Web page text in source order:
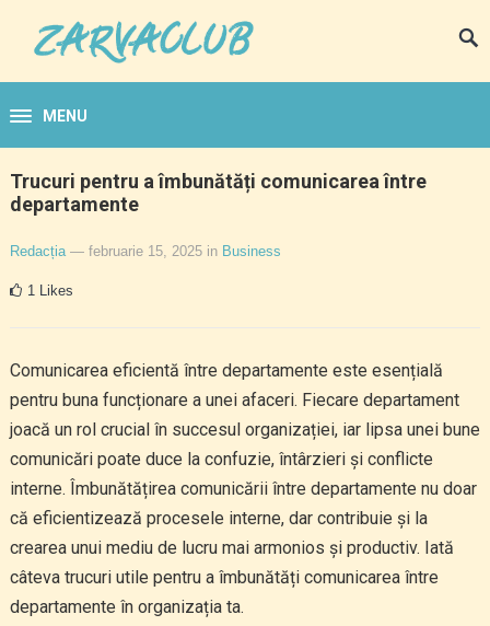
MENU
Trucuri pentru a îmbunătăți comunicarea între
departamente
Redacția — februarie 15, 2025 in Business
1 Likes
Comunicarea eficientă între departamente este esențială
pentru buna funcționare a unei afaceri. Fiecare departament
joacă un rol crucial în succesul organizației, iar lipsa unei bune
comunicări poate duce la confuzie, întârzieri și conflicte
interne. Îmbunătățirea comunicării între departamente nu doar
că eficientizează procesele interne, dar contribuie și la
crearea unui mediu de lucru mai armonios și productiv. Iată
câteva trucuri utile pentru a îmbunătăți comunicarea între
departamente în organizația ta.